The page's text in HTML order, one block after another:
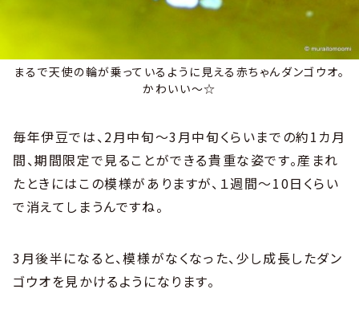
まるで天使の輪が乗っているように見える赤ちゃんダンゴウオ。
かわいい～☆
毎年伊豆では、2月中旬～3月中旬くらいまでの約1カ月
間、期間限定で見ることができる貴重な姿です。産まれ
たときにはこの模様がありますが、１週間～10日くらい
で消えてしまうんですね。
3月後半になると、模様がなくなった、少し成長したダン
ゴウオを見かけるようになります。